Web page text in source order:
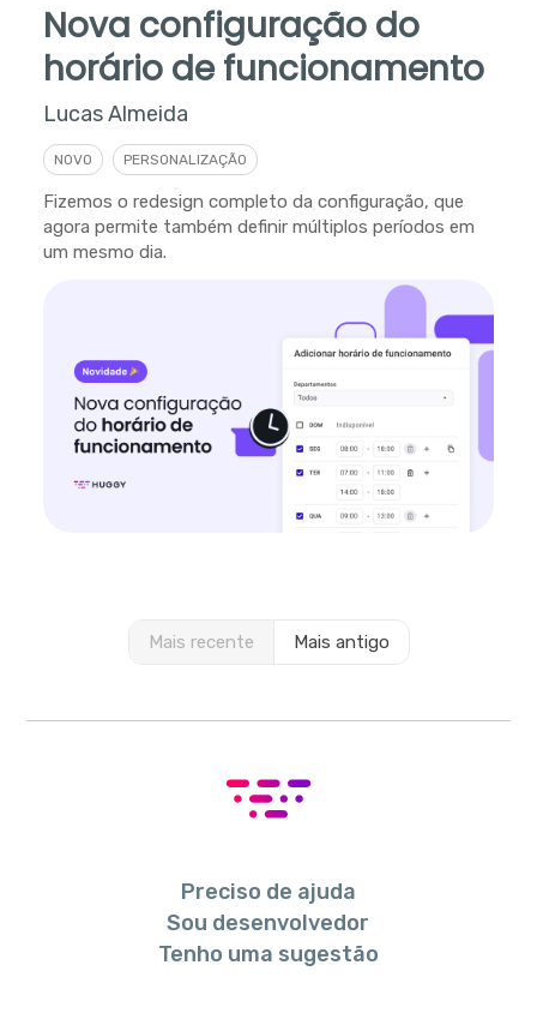
Nova configuração do
horário de funcionamento
Lucas Almeida
NOVO PERSONALIZAÇÃO
Fizemos o redesign completo da configuração, que
agora permite também definir múltiplos períodos em
um mesmo dia.
Mais recente Mais antigo
Preciso de ajuda
Sou desenvolvedor
Tenho uma sugestão